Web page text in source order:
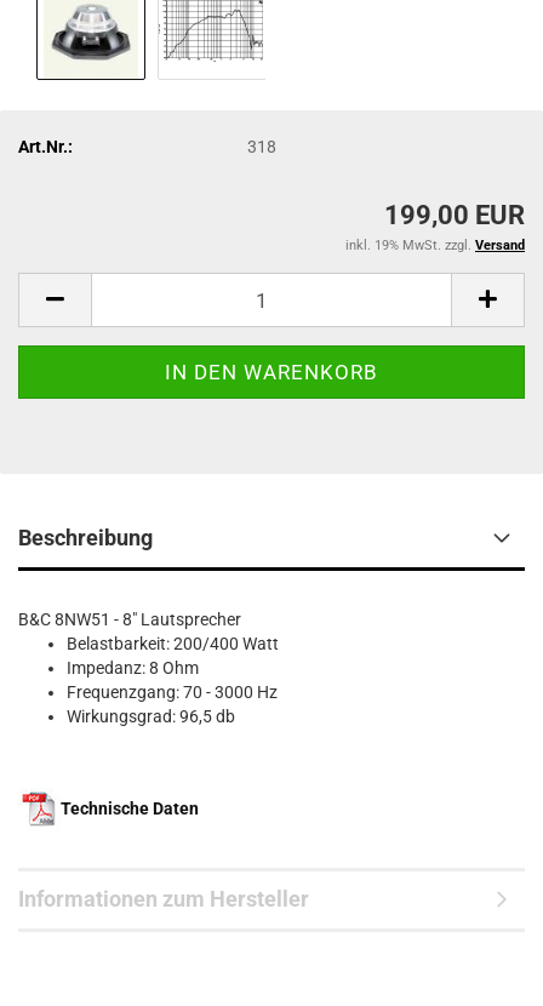
Art.Nr.: 318
199,00 EUR
inkl. 19% MwSt. zzgl. Versand
Beschreibung
B&C 8NW51 - 8" Lautsprecher
Belastbarkeit: 200/400 Watt
Impedanz: 8 Ohm
Frequenzgang: 70 - 3000 Hz
Wirkungsgrad: 96,5 db
Technische Daten
Informationen zum Hersteller